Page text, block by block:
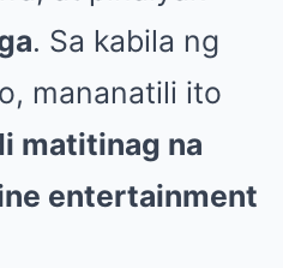
. Sa kabila ng
mananatili ito
matitinag na
entertainment